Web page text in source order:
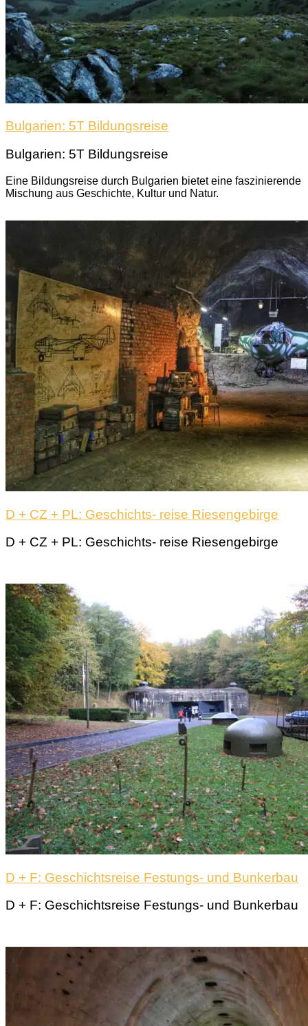
Bulgarien: 5T Bildungsreise
Bulgarien: 5T Bildungsreise
Eine Bildungsreise durch Bulgarien bietet eine faszinierende
Mischung aus Geschichte, Kultur und Natur.
D + CZ + PL: Geschichts- reise Riesengebirge
D + CZ + PL: Geschichts- reise Riesengebirge
D + F: Geschichtsreise Festungs- und Bunkerbau
D + F: Geschichtsreise Festungs- und Bunkerbau